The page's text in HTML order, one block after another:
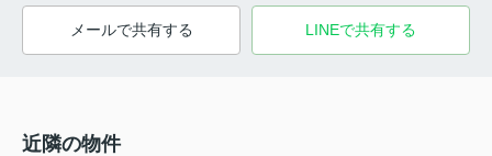
メールで共有する LINEで共有する
近隣の物件